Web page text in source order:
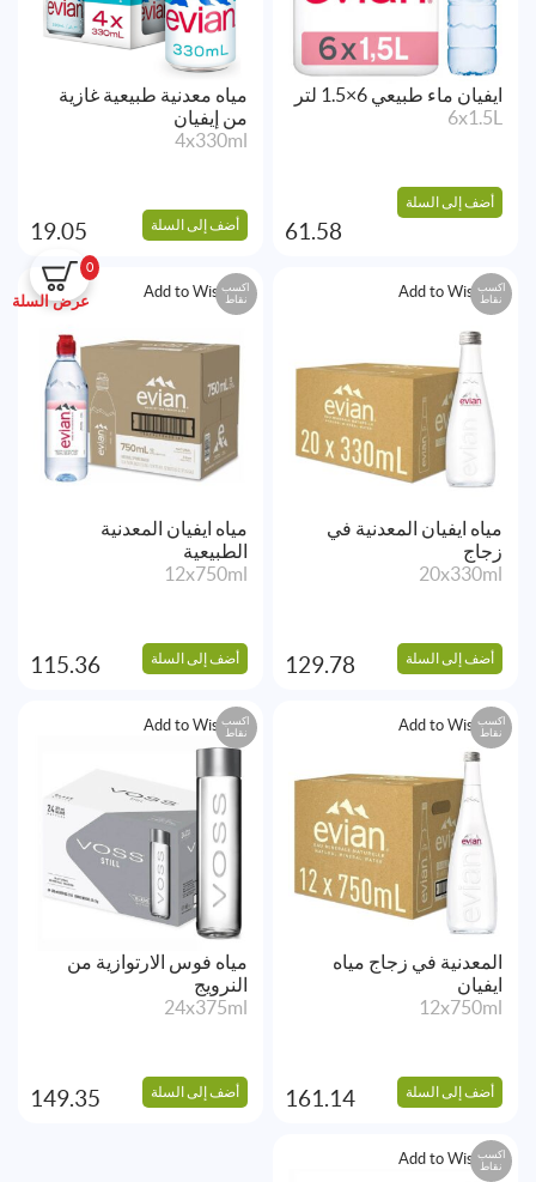
0
عرض السلة
ايفيان ماء طبيعي 6×1.5 لتر
6x1.5L
أضف إلى السلة
61.58
مياه معدنية طبيعية غازية
من إيفيان
4x330ml
أضف إلى السلة 19.05
Add to Wishlist
اكسب
نقاط
مياه ايفيان المعدنية في
زجاج
20x330ml
أضف إلى السلة 129.78
Add to Wishlist
اكسب
نقاط
مياه ايفيان المعدنية
الطبيعية
12x750ml
أضف إلى السلة 115.36
Add to Wishlist
اكسب
نقاط
المعدنية في زجاج مياه
ايفيان
12x750ml
أضف إلى السلة 161.14
Add to Wishlist
اكسب
نقاط
مياه فوس الارتوازية من
النرويج
24x375ml
أضف إلى السلة 149.35
Add to Wishlist
اكسب
نقاط